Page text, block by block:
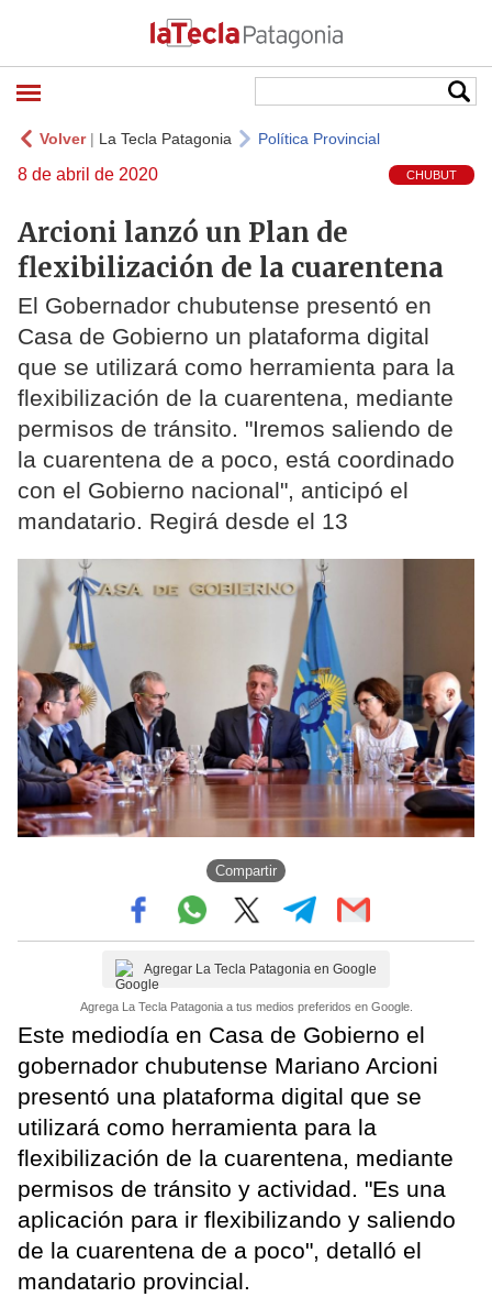
Volver| La Tecla Patagonia Política Provincial
8 de abril de 2020 CHUBUT
Arcioni lanzó un Plan de
flexibilización de la cuarentena
El Gobernador chubutense presentó en
Casa de Gobierno un plataforma digital
que se utilizará como herramienta para la
flexibilización de la cuarentena, mediante
permisos de tránsito. "Iremos saliendo de
la cuarentena de a poco, está coordinado
con el Gobierno nacional", anticipó el
mandatario. Regirá desde el 13
Compartir
Agregar La Tecla Patagonia en Google
Agrega La Tecla Patagonia a tus medios preferidos en Google.
Este mediodía en Casa de Gobierno el
gobernador chubutense Mariano Arcioni
presentó una plataforma digital que se
utilizará como herramienta para la
flexibilización de la cuarentena, mediante
permisos de tránsito y actividad. "Es una
aplicación para ir flexibilizando y saliendo
de la cuarentena de a poco", detalló el
mandatario provincial.